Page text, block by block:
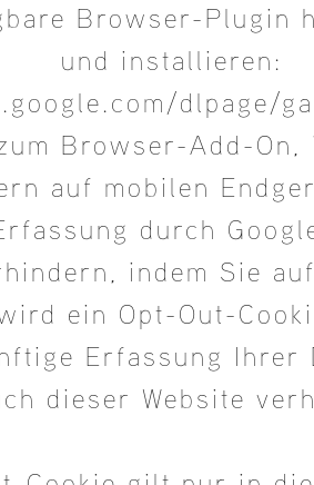
Browser-Plugin
und installieren:
dlpage/
Browser-Add-On,
auf mobilen
durch
indem Sie
ein Opt-Out-
Erfassung Ihrer
dieser Website